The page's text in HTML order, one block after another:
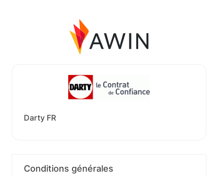
Darty FR
Conditions générales